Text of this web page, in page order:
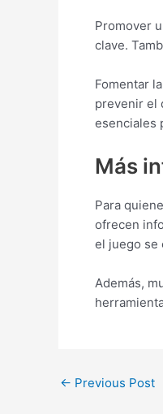
Promover
clave.
Fomentar
prevenir el
esenciales
Más
Para
ofrecen
el juego se
Además,
← Previous Post